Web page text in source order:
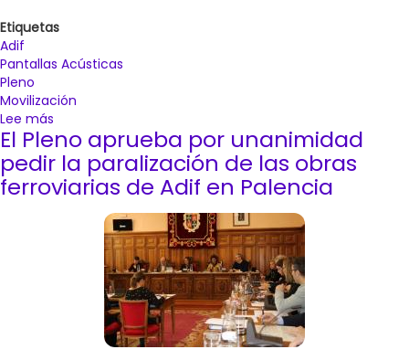
Etiquetas
Adif
Pantallas Acústicas
Pleno
Movilización
Lee más
El
Ayuntamiento
de
Palencia
convoca
manifestación
El Pleno aprueba por unanimidad
pedir la paralización de las obras
ferroviarias de Adif en Palencia